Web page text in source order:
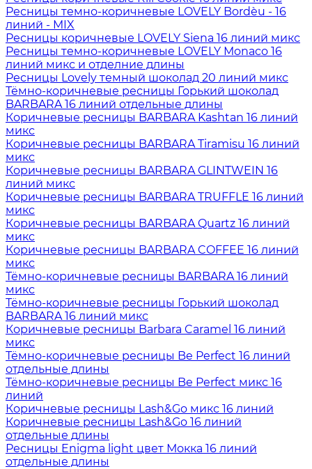
Ресницы темно-коричневые LOVELY Bordèu - 16
линий - MIX
Ресницы коричневые LOVELY Siena 16 линий микс
Ресницы темно-коричневые LOVELY Monaco 16
линий микс и отделние длины
Ресницы Lovely темный шоколад 20 линий микс
Тёмно-коричневые ресницы Горький шоколад
BARBARA 16 линий отдельные длины
Коричневые ресницы BARBARA Kashtan 16 линий
микс
Коричневые ресницы BARBARA Tiramisu 16 линий
микс
Коричневые ресницы BARBARA GLINTWEIN 16
линий микс
Коричневые ресницы BARBARA TRUFFLE 16 линий
микс
Коричневые ресницы BARBARA Quartz 16 линий
микс
Коричневые ресницы BARBARA COFFEE 16 линий
микс
Тёмно-коричневые ресницы BARBARA 16 линий
микс
Тёмно-коричневые ресницы Горький шоколад
BARBARA 16 линий микс
Коричневые ресницы Barbara Caramel 16 линий
микс
Тёмно-коричневые ресницы Be Perfect 16 линий
отдельные длины
Тёмно-коричневые ресницы Be Perfect микс 16
линий
Коричневые ресницы Lash&Go микс 16 линий
Коричневые ресницы Lash&Go 16 линий
отдельные длины
Ресницы Enigma light цвет Мокка 16 линий
отдельные длины